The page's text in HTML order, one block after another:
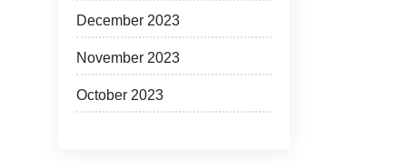
December 2023
November 2023
October 2023